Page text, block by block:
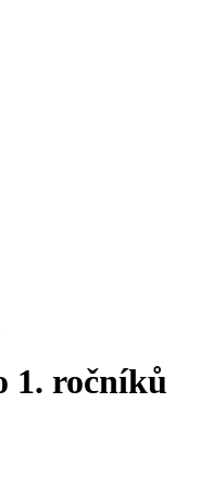
1. ročníků